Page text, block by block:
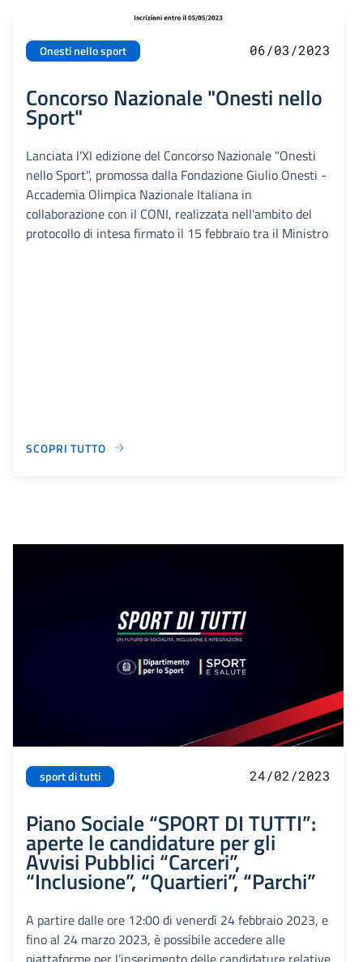
Onesti nello sport 06/03/2023
Concorso Nazionale "Onesti nello
Sport"
Lanciata l'XI edizione del Concorso Nazionale "Onesti
nello Sport", promossa dalla Fondazione Giulio Onesti -
Accademia Olimpica Nazionale Italiana in
collaborazione con il CONI, realizzata nell’ambito del
protocollo di intesa firmato il 15 febbraio tra il Ministro
SCOPRI TUTTO
sport di tutti 24/02/2023
Piano Sociale “SPORT DI TUTTI”:
aperte le candidature per gli
Avvisi Pubblici “Carceri”,
“Inclusione”, “Quartieri”, “Parchi”
A partire dalle ore 12:00 di venerdì 24 febbraio 2023, e
fino al 24 marzo 2023, è possibile accedere alle